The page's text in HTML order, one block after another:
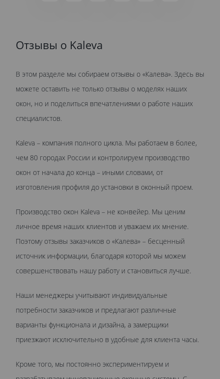
Отзывы о Kaleva
В этом разделе мы собираем отзывы о «Калева». Здесь вы
можете оставить не только отзывы о моделях наших
окон, но и поделиться впечатлениями о работе наших
специалистов.
Kaleva – компания полного цикла. Мы работаем в более,
чем 80 городах России и контролируем производство
окон от начала до конца – иными словами, от
изготовления профиля до установки в оконный проем.
Производство окон Kaleva – не конвейер. Мы ценим
личное время наших клиентов и уважаем их мнение.
Поэтому отзывы заказчиков о «Калева» – бесценный
источник информации, благодаря которой мы можем
совершенствовать нашу работу и становиться лучше.
Наши менеджеры учитывают индивидуальные
потребности заказчиков и предлагают различные
варианты функционала и дизайна, а замерщики
приезжают исключительно в удобные для клиента часы.
Кроме того, мы постоянно экспериментируем и